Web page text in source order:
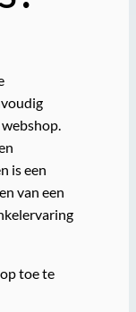
is een
van een
toe te